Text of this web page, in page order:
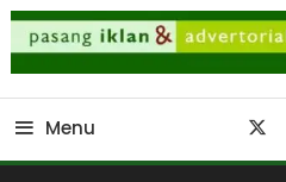
Kaltim Pro
Kaltim Profesional Religius
Menu